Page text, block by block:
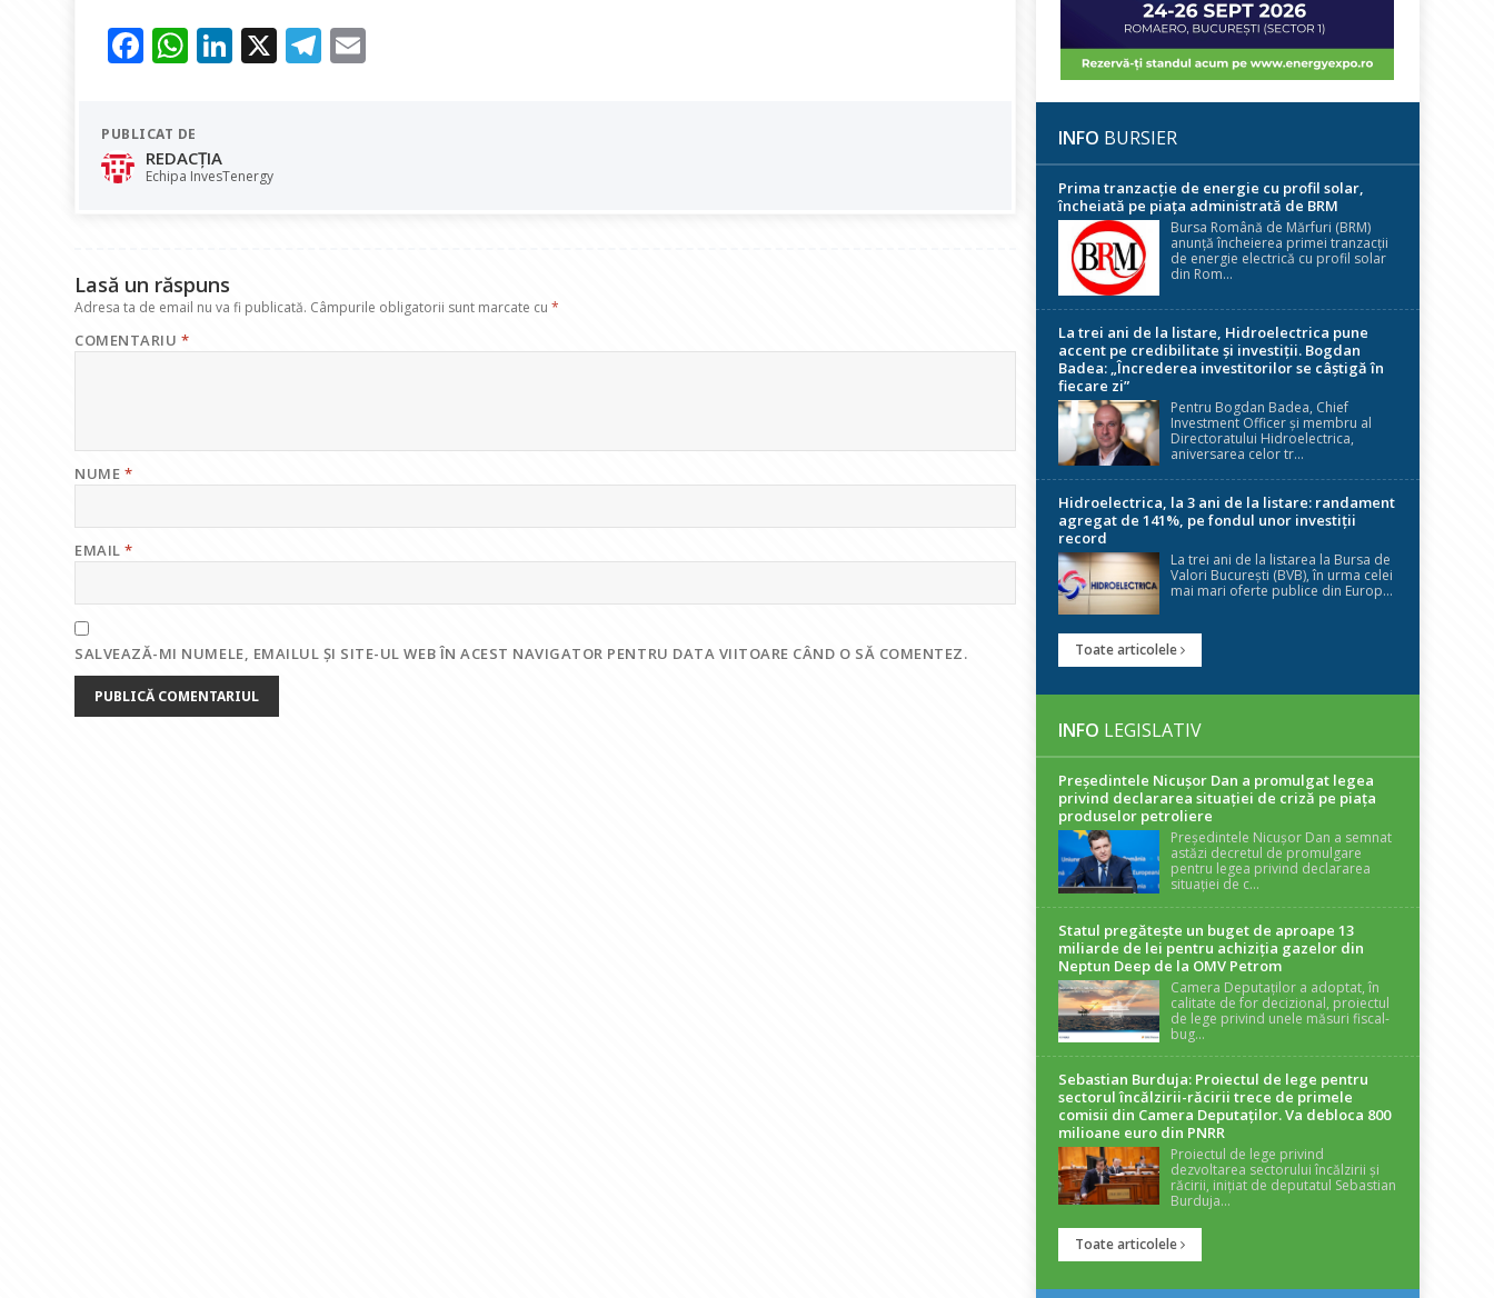
F
e
b
o
W
at
s
A
Li
dI
X T
PUBLICAT DE
REDACȚIA
Echipa InvesTenergy
Lasă un răspuns
Adresa ta de email nu va fi publicată. Câmpurile obligatorii sunt marcate cu*
COMENTARIU *
NUME *
EMAIL*
SALVEAZĂ-MI NUMELE, EMAILUL ȘI SITE-UL WEB ÎN ACEST NAVIGATOR PENTRU DATA VIITOARE CÂND O SĂ COMENTEZ.
INFO BURSIER
Prima tranzacție de energie cu profil solar,
încheiată pe piața administrată de BRM
Bursa Română de Mărfuri (BRM)
anunță încheierea primei tranzacții
de energie electrică cu profil solar
din Rom...
La trei ani de la listare, Hidroelectrica pune
accent pe credibilitate și investiții. Bogdan
Badea: „Încrederea investitorilor se câștigă în
fiecare zi”
Pentru Bogdan Badea, Chief
Investment Officer și membru al
Directoratului Hidroelectrica,
aniversarea celor tr...
Hidroelectrica, la 3 ani de la listare: randament
agregat de 141%, pe fondul unor investiții
record
La trei ani de la listarea la Bursa de
Valori București (BVB), în urma celei
mai mari oferte publice din Europ...
Toate articolele
INFO LEGISLATIV
Președintele Nicuşor Dan a promulgat legea
privind declararea situaţiei de criză pe piaţa
produselor petroliere
Președintele Nicușor Dan a semnat
astăzi decretul de promulgare
pentru legea privind declararea
situației de c...
Statul pregătește un buget de aproape 13
miliarde de lei pentru achiziția gazelor din
Neptun Deep de la OMV Petrom
Camera Deputaților a adoptat, în
calitate de for decizional, proiectul
de lege privind unele măsuri fiscal-
bug...
Sebastian Burduja: Proiectul de lege pentru
sectorul încălzirii-răcirii trece de primele
comisii din Camera Deputaților. Va debloca 800
milioane euro din PNRR
Proiectul de lege privind
dezvoltarea sectorului încălzirii și
răcirii, inițiat de deputatul Sebastian
Burduja...
Toate articolele